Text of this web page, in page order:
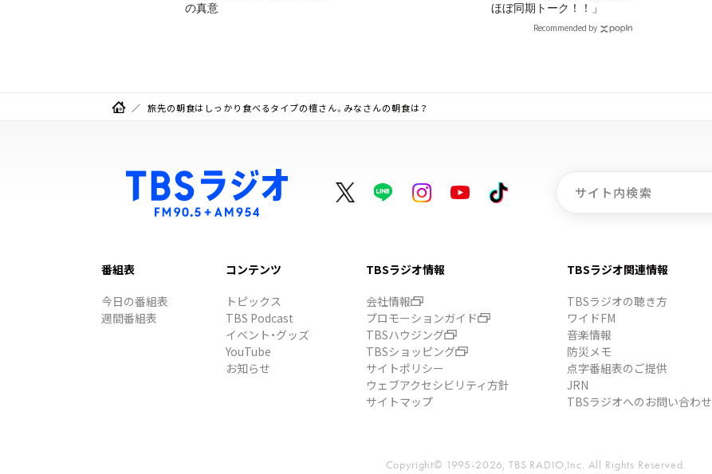
の真意
ほぼ同期トーク！！」
Recommended by
旅先の朝食はしっかり食べるタイプの檀さん。みなさんの朝食は？
番組表
今日の番組表
週間番組表
コンテンツ
トピックス
TBS Podcast
イベント・グッズ
YouTube
お知らせ
TBSラジオ情報
会社情報
プロモーションガイド
TBSハウジング
TBSショッピング
サイトポリシー
ウェブアクセシビリティ方針
サイトマップ
TBSラジオ関連情報
TBSラジオの聴き方
ワイドFM
音楽情報
防災メモ
点字番組表のご提供
JRN
TBSラジオへのお問い合わせ
Copyright© 1995-2026, TBS RADIO,Inc. All Rights Reserved.